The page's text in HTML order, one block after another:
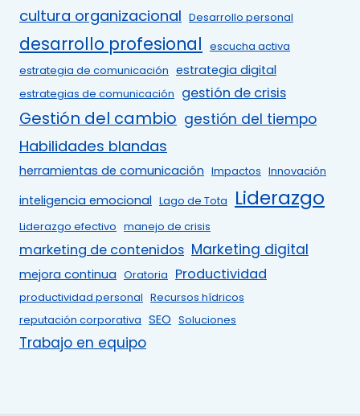
cultura organizacional Desarrollo personal
desarrollo profesional escucha activa
estrategia de comunicación estrategia digital
estrategias de comunicación gestión de crisis
Gestión del cambio gestión del tiempo
Habilidades blandas
herramientas de comunicación Impactos Innovación
inteligencia emocional Lago de Tota Liderazgo
Liderazgo efectivo manejo de crisis
marketing de contenidos Marketing digital
mejora continua Oratoria Productividad
productividad personal Recursos hídricos
reputación corporativa SEO Soluciones
Trabajo en equipo